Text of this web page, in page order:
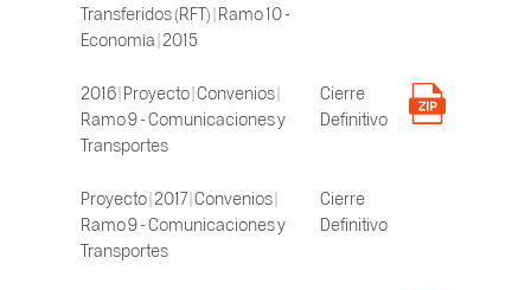
Transferidos (RFT) | Ramo 10 -
Economía | 2015
2016 | Proyecto | Convenios |
Ramo 9 - Comunicaciones y
Transportes
Cierre
Definitivo
Proyecto | 2017 | Convenios |
Ramo 9 - Comunicaciones y
Transportes
Cierre
Definitivo